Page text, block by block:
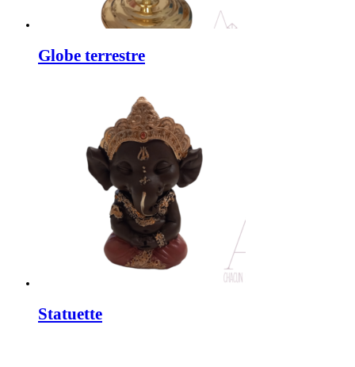
Globe terrestre
Statuette